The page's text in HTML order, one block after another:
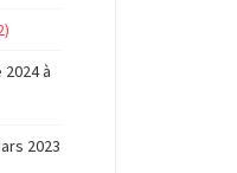
à
2023